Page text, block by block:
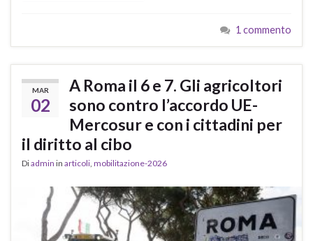
1 commento
MAR
02
A Roma il 6 e 7. Gli agricoltori
sono contro l’accordo UE-
Mercosur e con i cittadini per
il diritto al cibo
Diadmin in articoli, mobilitazione-2026